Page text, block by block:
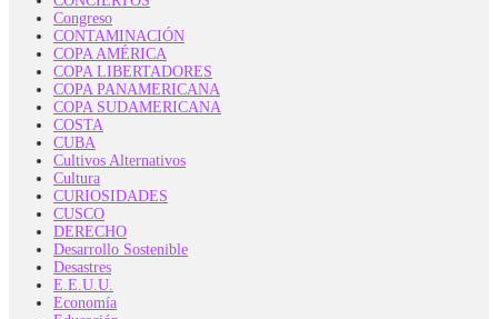
Congreso
CONTAMINACIÓN
COPA AMÉRICA
COPA LIBERTADORES
COPA PANAMERICANA
COPA SUDAMERICANA
COSTA
CUBA
Cultivos Alternativos
Cultura
CURIOSIDADES
CUSCO
DERECHO
Desarrollo Sostenible
Desastres
E.E.U.U.
Economía